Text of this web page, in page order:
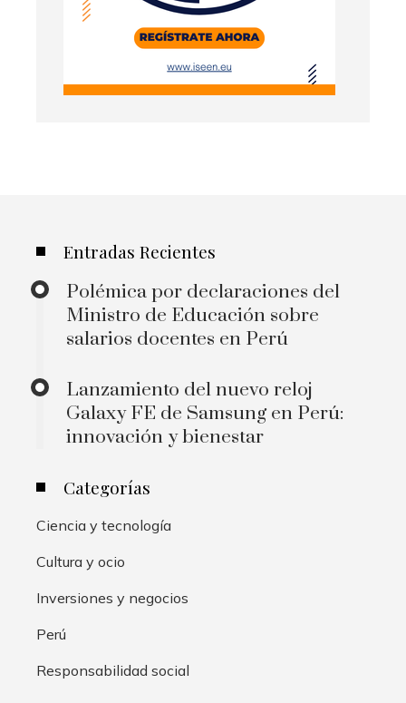
Entradas Recientes
Polémica por declaraciones del
Ministro de Educación sobre
salarios docentes en Perú
Lanzamiento del nuevo reloj
Galaxy FE de Samsung en Perú:
innovación y bienestar
Categorías
Ciencia y tecnología
Cultura y ocio
Inversiones y negocios
Perú
Responsabilidad social